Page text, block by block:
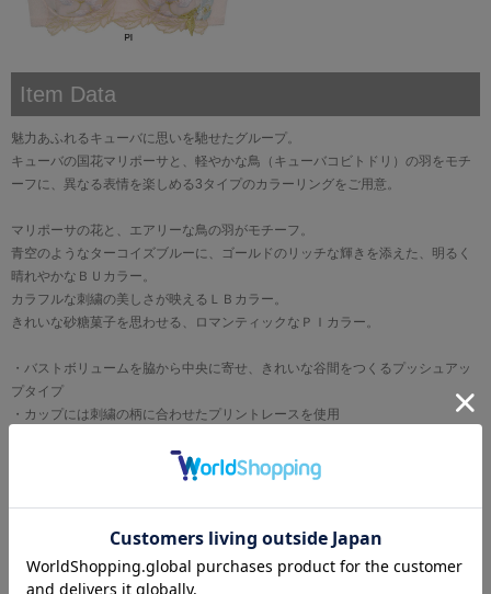
Item Data
魅力あふれるキューバに思いを馳せたグループ。
キューバの国花マリポーサと、軽やかな鳥（キューバコビトドリ）の羽をモチ
ーフに、異なる表情を楽しめる3タイプのカラーリングをご用意。
マリポーサの花と、エアリーな鳥の羽がモチーフ。
青空のようなターコイズブルーに、ゴールドのリッチな輝きを添えた、明るく
晴れやかなＢＵカラー。
カラフルな刺繍の美しさが映えるＬＢカラー。
きれいな砂糖菓子を思わせる、ロマンティックなＰＩカラー。
・バストボリュームを脇から中央に寄せ、きれいな谷間をつくるプッシュアッ
プタイプ
・カップには刺繍の柄に合わせたプリントレースを使用
・アップリケはマリポーサの花と鳥の羽をイメージ
(B80､C80・85､D-I)サイドボーン有り
サイズによっては柄の位置やデザインが異なる場合があります。
ブランド